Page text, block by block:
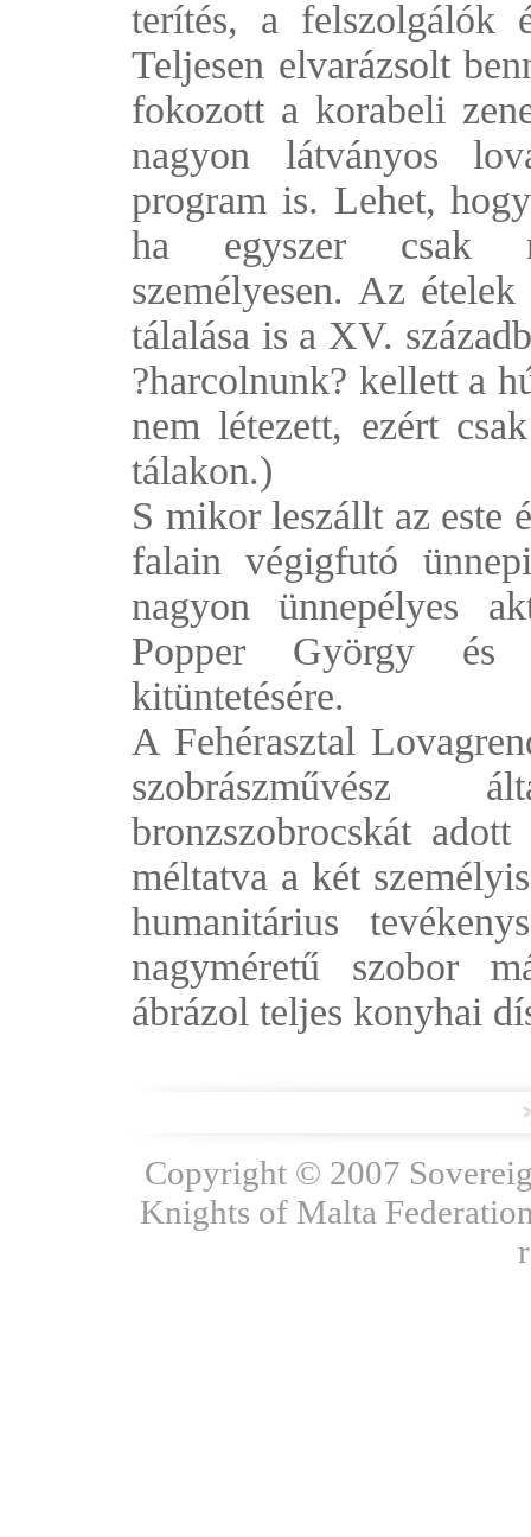
terítés, a felszolgálók
Teljesen elvarázsolt
fokozott a korabeli
nagyon látványos
program is. Lehet,
ha egyszer csak
személyesen. Az
tálalása is a XV.
?harcolnunk? kellett a
nem létezett, ezért
tálakon.)
S mikor leszállt az este
falain végigfutó
nagyon ünnepélyes
Popper György és
kitüntetésére.
A Fehérasztal
szobrászművész
bronzszobrocskát
méltatva a két
humanitárius
nagyméretű szobor
ábrázol teljes konyhai
Copyright © 2007
Knights of Malta